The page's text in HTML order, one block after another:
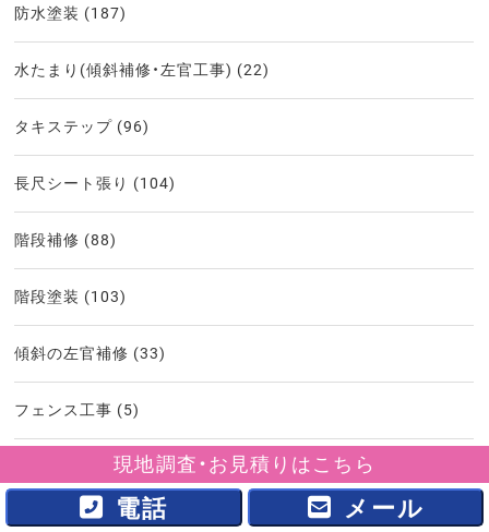
現地調査・お見積りはこちら
電話 メール
防水塗装 (187)
水たまり(傾斜補修・左官工事) (22)
タキステップ (96)
長尺シート張り (104)
階段補修 (88)
階段塗装 (103)
傾斜の左官補修 (33)
フェンス工事 (5)
(10)
板金工事(34)